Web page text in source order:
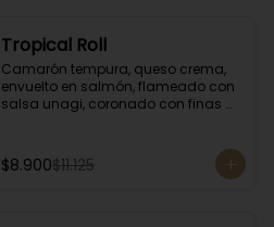
Tropical Roll
Camarón tempura, queso crema,
envuelto en salmón, flameado con
salsa unagi, coronado con finas
$8.900$11.125